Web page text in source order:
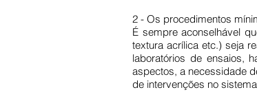
2 - Os procedimentos
É sempre aconselhável
textura acrílica etc.) seja
laboratórios de ensaios,
aspectos, a necessidade
de intervenções no